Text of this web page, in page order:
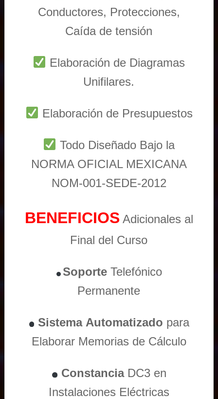
Conductores, Protecciones,
Caída de tensión
Elaboración de Diagramas
Unifilares.
Elaboración de Presupuestos
Todo Diseñado Bajo la
NORMA OFICIAL MEXICANA
NOM-001-SEDE-2012
BENEFICIOS Adicionales al
Final del Curso
Soporte Telefónico
Permanente
Sistema Automatizado para
Elaborar Memorias de Cálculo
ConstanciaDC3 en
Instalaciones Eléctricas